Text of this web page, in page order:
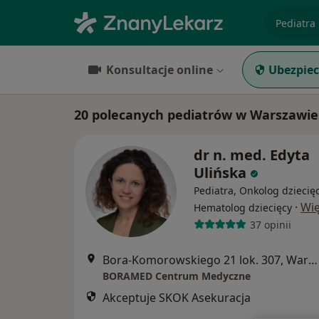
Konsultacje online
20 polecanych pediatrów w
dr n. med. Edyta
Ulińska
Pediatra, Onkolog
Hematolog dziecięcy ·
37 opinii
Bora-Komorowskiego 21 lok. 307, Warszawa
BORAMED Centrum Medyczne
Akceptuje SKOK Asekuracja